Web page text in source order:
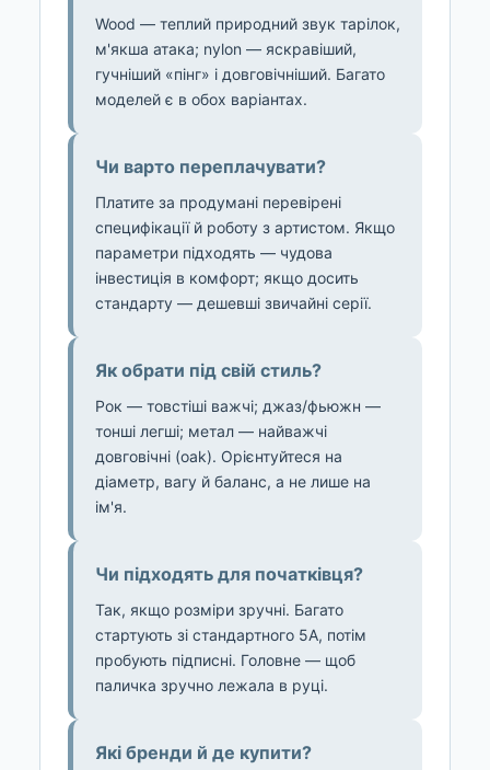
Wood — теплий природний звук тарілок,
м'якша атака; nylon — яскравіший,
гучніший «пінг» і довговічніший. Багато
моделей є в обох варіантах.
Чи варто переплачувати?
Платите за продумані перевірені
специфікації й роботу з артистом. Якщо
параметри підходять — чудова
інвестиція в комфорт; якщо досить
стандарту — дешевші звичайні серії.
Як обрати під свій стиль?
Рок — товстіші важчі; джаз/фьюжн —
тонші легші; метал — найважчі
довговічні (oak). Орієнтуйтеся на
діаметр, вагу й баланс, а не лише на
ім'я.
Чи підходять для початківця?
Так, якщо розміри зручні. Багато
стартують зі стандартного 5A, потім
пробують підписні. Головне — щоб
паличка зручно лежала в руці.
Які бренди й де купити?